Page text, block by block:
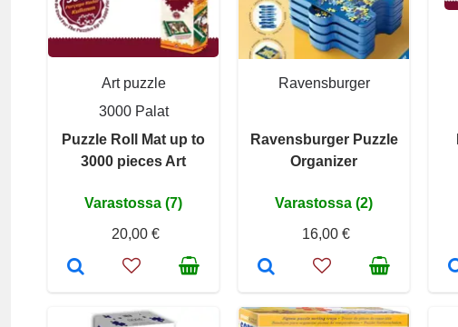
Art puzzle
3000 Palat
Puzzle Roll Mat up to
3000 pieces Art
Varastossa (7)
20,00 €
Ravensburger
Ravensburger Puzzle
Organizer
Varastossa (2)
16,00 €